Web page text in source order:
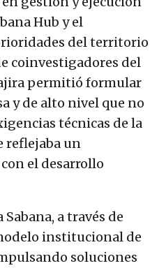
Hub y el
del territorio
coinvestigadores del
permitió formular
y de alto nivel que no
técnicas de la
reflejaba un
el desarrollo
a través de
institucional de
soluciones